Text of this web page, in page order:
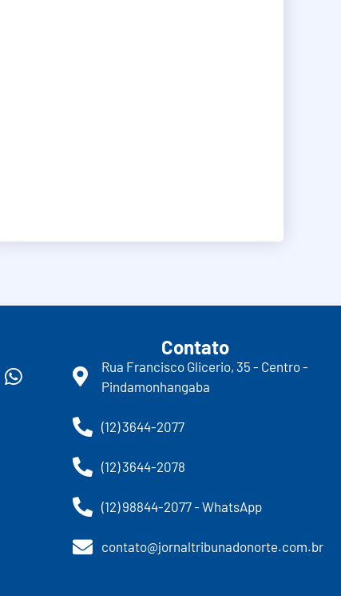
Contato
Rua Francisco Glicerio, 35 - Centro -
Pindamonhangaba
(12) 3644-2077
(12) 3644-2078
(12) 98844-2077 - WhatsApp
contato@jornaltribunadonorte.com.br